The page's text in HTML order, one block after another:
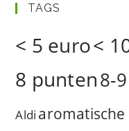
TAGS
< 5 euro<
8 punten8-
Aldi aromatische